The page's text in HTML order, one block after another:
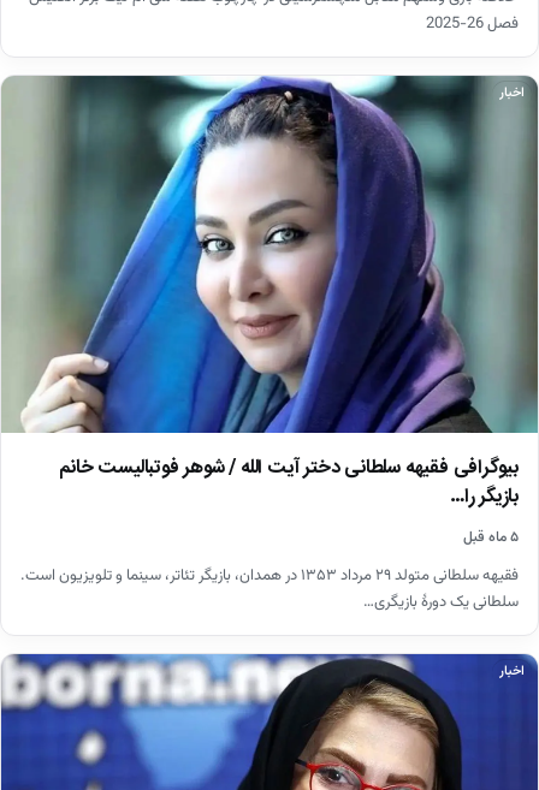
فصل 26-2025
اخبار
بیوگرافی فقیهه سلطانی دختر آیت الله / شوهر فوتبالیست خانم
بازیگر را…
۵ ماه قبل
فقیهه سلطانی متولد ۲۹ مرداد ۱۳۵۳ در همدان، بازیگر تئاتر، سینما و تلویزیون است.
سلطانی یک دورهٔ بازیگری…
اخبار